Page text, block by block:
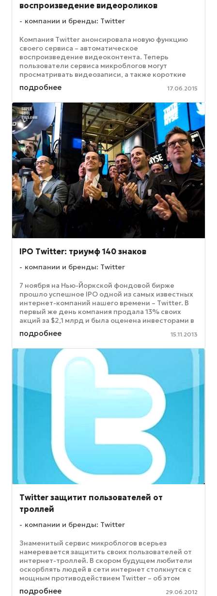
воспроизведение видеороликов
компании и бренды: Twitter
Компания Twitter анонсировала новую функцию
своего сервиса – автоматическое
воспроизведение видеоконтента. Теперь
пользователи сервиса микроблогов могут
просматривать видеозаписи, а также короткие
анимационные ролики в форматах GIF и Vine
прямо в ...
подробнее 17.06.2015
IPO Twitter: триумф 140 знаков
компании и бренды: Twitter
7 ноября на Нью-Йоркской фондовой бирже
прошло успешное IPO одной из самых известных
интернет-компаний нашего времени – Twitter. В
первый же день компания продала 13% своих
акций за $2,1 млрд и была оценена инвесторами в
общей сложности в $14,2 ...
подробнее 15.11.2013
Twitter защитит пользователей от
троллей
компании и бренды: Twitter
Знаменитый сервис микроблогов всерьез
намеревается защитить своих пользователей от
интернет-троллей. В скором будущем любители
оскорблять людей в сети интернет столкнутся с
мощным противодействием Twitter – об этом
поведал недавно Дик Костоло, ...
подробнее 29.06.2012